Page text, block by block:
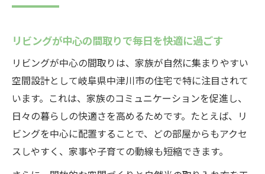
リビングが中心の間取りで毎日を快適に過ごす
リビングが中心の間取りは、家族が自然に集まりやすい
空間設計として岐阜県中津川市の住宅で特に注目されて
います。これは、家族のコミュニケーションを促進し、
日々の暮らしの快適さを高めるためです。たとえば、リ
ビングを中心に配置することで、どの部屋からもアクセ
スしやすく、家事や子育ての動線も短縮できます。